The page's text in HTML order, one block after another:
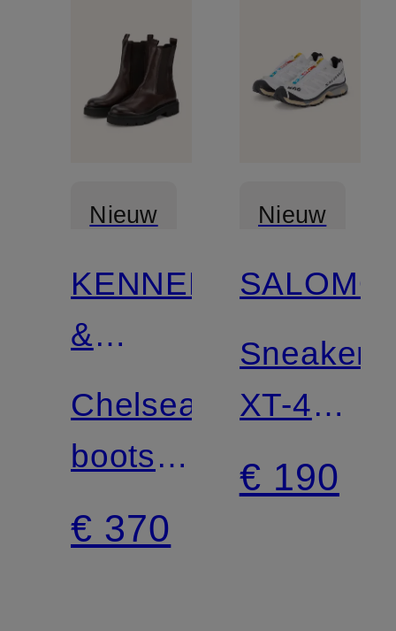
Nieuw
Gecertificeerd
KENNEL
&
SCHMENGER
Chelsea
boots
BELL
€ 370
Nieuw
Sneakers
XT-4
OG
€ 190